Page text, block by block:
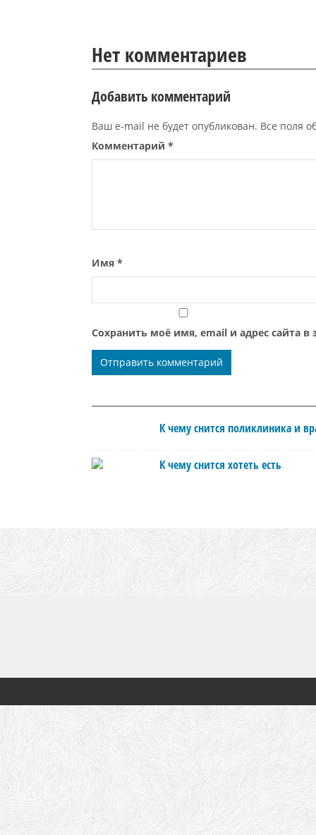
Нет комментариев
Добавить комментарий
Ваш e-mail не будет опубликован. Все поля
Комментарий *
Имя *
Сохранить моё имя, email и адрес сайта
К чему снится поликлиника и
К чему снится хотеть есть